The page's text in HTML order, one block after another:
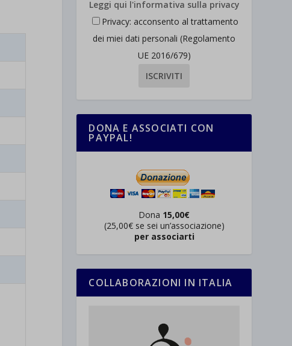
Leggi qui l'informativa sulla privacy
Privacy: acconsento al trattamento
dei miei dati personali (Regolamento
UE 2016/679)
DONA E ASSOCIATI CON
PAYPAL!
Dona 15,00€
(25,00€ se sei un’associazione)
per associarti
COLLABORAZIONI IN ITALIA